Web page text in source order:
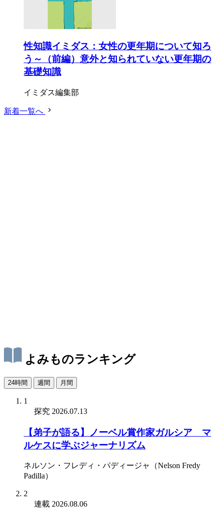
性知識イミダス：女性の更年期について知ろ
う～（前編）意外と知られていない更年期の
基礎知識
イミダス編集部
新着一覧へ
よみものランキング
24時間 週間 月間
1
探究 2026.07.13
【弟子が語る】ノーベル賞作家ガルシア゠マ
ルケスに学ぶジャーナリズム
ネルソン・フレディ・パディージャ（Nelson Fredy
Padilla）
2
連載 2026.08.06